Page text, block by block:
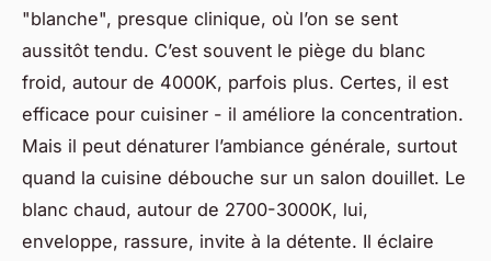
"blanche", presque clinique, où l’on se sent
aussitôt tendu. C’est souvent le piège du blanc
froid, autour de 4000K, parfois plus. Certes, il est
efficace pour cuisiner - il améliore la concentration.
Mais il peut dénaturer l’ambiance générale, surtout
quand la cuisine débouche sur un salon douillet. Le
blanc chaud, autour de 2700-3000K, lui,
enveloppe, rassure, invite à la détente. Il éclaire